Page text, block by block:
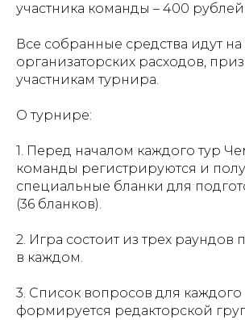
участника команды – 400 рублей.
Все собранные средства идут на
организаторских расходов,
участникам турнира.
О турнире:
1. Перед началом каждого тур
команды регистрируются и
специальные бланки для
(36 бланков).
2. Игра состоит из трех раундов
в каждом.
3. Список вопросов для каждого
формируется редакторской